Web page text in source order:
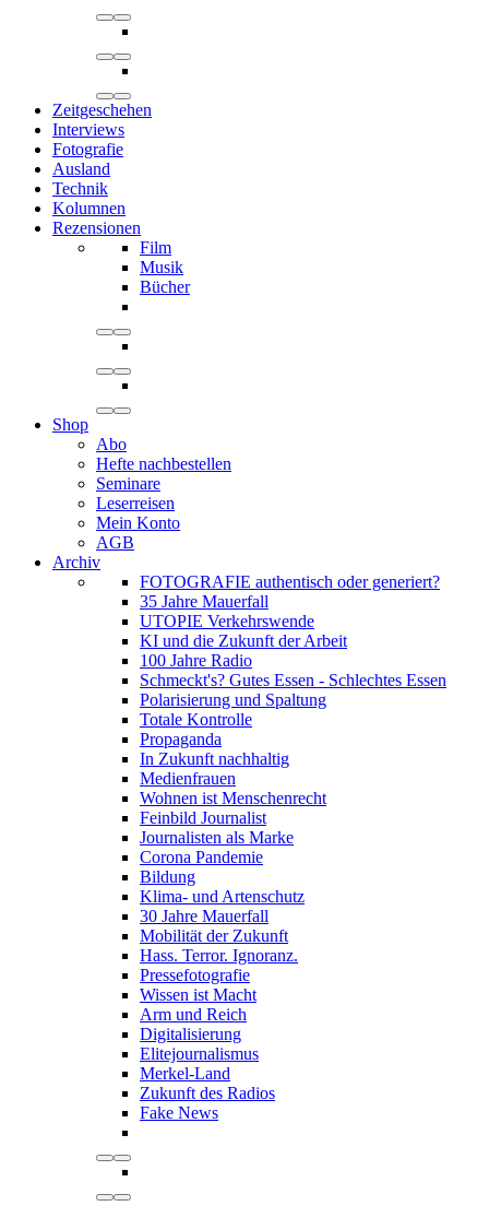
Zeitgeschehen
Interviews
Fotografie
Ausland
Technik
Kolumnen
Rezensionen
Film
Musik
Bücher
Shop
Abo
Hefte nachbestellen
Seminare
Leserreisen
Mein Konto
AGB
Archiv
FOTOGRAFIE authentisch oder generiert?
35 Jahre Mauerfall
UTOPIE Verkehrswende
KI und die Zukunft der Arbeit
100 Jahre Radio
Schmeckt's? Gutes Essen - Schlechtes Essen
Polarisierung und Spaltung
Totale Kontrolle
Propaganda
In Zukunft nachhaltig
Medienfrauen
Wohnen ist Menschenrecht
Feinbild Journalist
Journalisten als Marke
Corona Pandemie
Bildung
Klima- und Artenschutz
30 Jahre Mauerfall
Mobilität der Zukunft
Hass. Terror. Ignoranz.
Pressefotografie
Wissen ist Macht
Arm und Reich
Digitalisierung
Elitejournalismus
Merkel-Land
Zukunft des Radios
Fake News